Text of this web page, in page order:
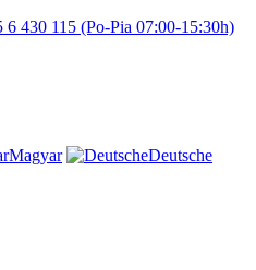
6 430 115 (Po-Pia 07:00-15:30h)
Magyar Deutsche